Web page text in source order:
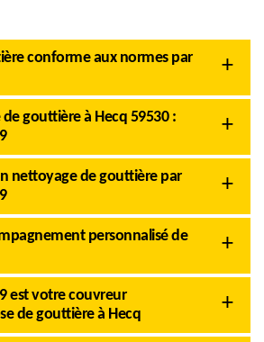
conforme aux normes par
gouttière à Hecq 59530 :
nettoyage de gouttière par
personnalisé de
est votre couvreur
de gouttière à Hecq